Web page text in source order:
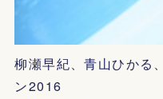
柳瀬早紀、青山ひかる
ン2016